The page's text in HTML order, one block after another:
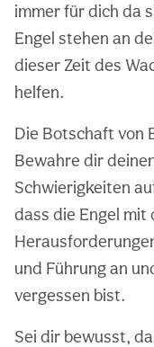
immer für dich da
Engel stehen an
dieser Zeit des
helfen.
Die Botschaft von
Bewahre dir
Schwierigkeiten
dass die Engel mit
und Führung an
vergessen bist.
Sei dir bewusst,